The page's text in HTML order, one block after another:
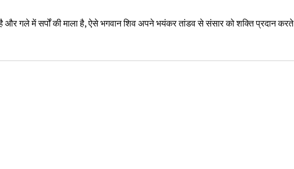
और गले में सर्पों की माला है, ऐसे भगवान शिव अपने भयंकर तांडव से संसार को शक्ति प्रदान करते